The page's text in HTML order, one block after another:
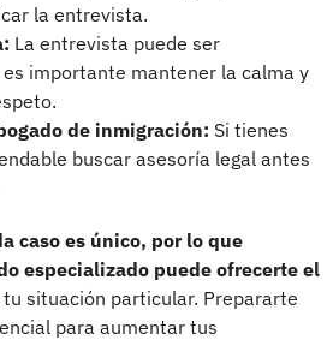
la entrevista.
La entrevista puede ser
importante mantener la calma y
de inmigración: Si tienes
buscar asesoría legal antes
caso es único, por lo que
especializado puede ofrecerte el
tu situación particular. Prepararte
para aumentar tus